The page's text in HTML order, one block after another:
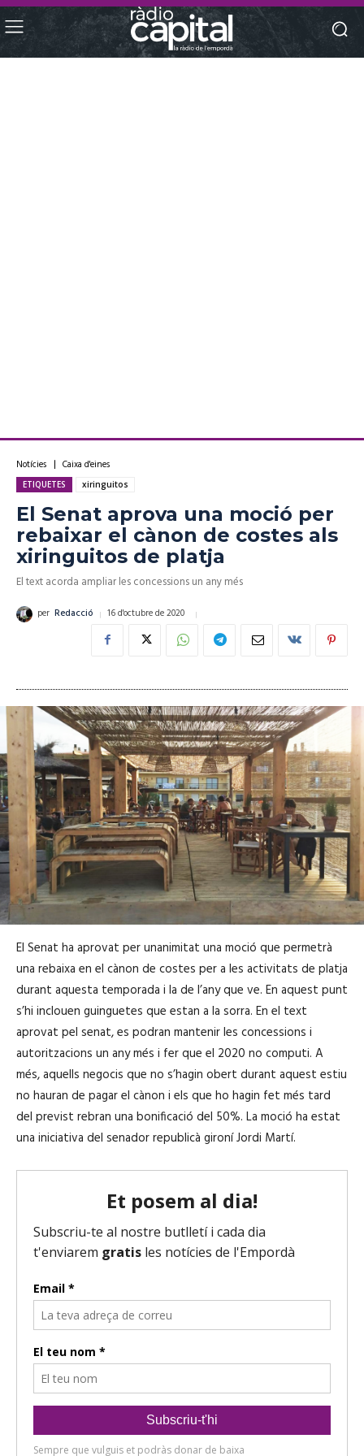
Notícies Caixa d'eines
ETIQUETES xiringuitos
El Senat aprova una moció per
rebaixar el cànon de costes als
xiringuitos de platja
El text acorda ampliar les concessions un any més
per Redacció 16 d'octubre de 2020
El Senat ha aprovat per unanimitat una moció que permetrà
una rebaixa en el cànon de costes per a les activitats de platja
durant aquesta temporada i la de l’any que ve. En aquest punt
s’hi inclouen guinguetes que estan a la sorra. En el text
aprovat pel senat, es podran mantenir les concessions i
autoritzacions un any més i fer que el 2020 no computi. A
més, aquells negocis que no s’hagin obert durant aquest estiu
no hauran de pagar el cànon i els que ho hagin fet més tard
del previst rebran una bonificació del 50%. La moció ha estat
una iniciativa del senador republicà gironí Jordi Martí.